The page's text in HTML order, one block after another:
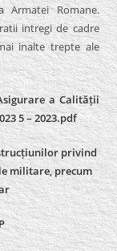
Armatei Romane.
intregi de cadre
inalte trepte ale
a Calității
5 – 2023.pdf
privind
militare, precum